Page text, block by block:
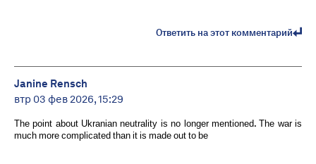
Ответить на этот комментарий
Janine Rensch
втр 03 фев 2026, 15:29
The point about Ukranian neutrality is no longer mentioned. The war is
much more complicated than it is made out to be